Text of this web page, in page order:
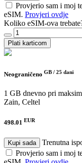
Provjerio sam i moj
eSIM. Provjeri ovdje
Koliko eSIM-ova
Plati karticom
Neograničeno GB / 25 dani
1 GB dnevno pri
Zain, Celtel
498.01 EUR
Kupi sada
Trenutna
Provjerio sam i moj